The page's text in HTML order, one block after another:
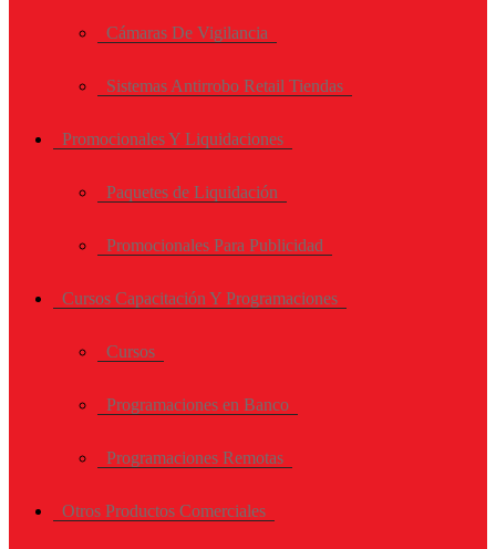
Cámaras De Vigilancia
Sistemas Antirrobo Retail Tiendas
Promocionales Y Liquidaciones
Paquetes de Liquidación
Promocionales Para Publicidad
Cursos Capacitación Y Programaciones
Cursos
Programaciones en Banco
Programaciones Remotas
Otros Productos Comerciales